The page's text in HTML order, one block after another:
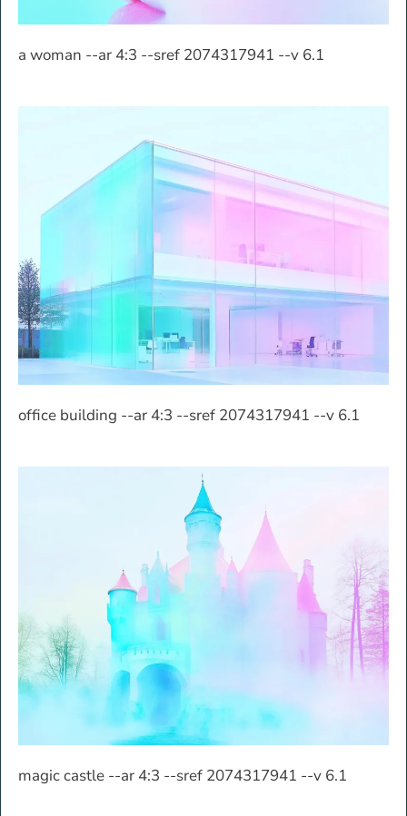
a woman --ar 4:3 --sref 2074317941 --v 6.1
office building --ar 4:3 --sref 2074317941 --v 6.1
magic castle --ar 4:3 --sref 2074317941 --v 6.1